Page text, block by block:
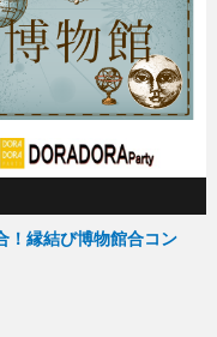
！縁結び博物館合コン